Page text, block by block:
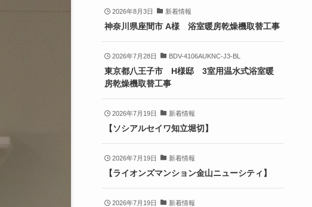
2026年8月3日 新着情報
神奈川県座間市 A様 浴室暖房乾燥機取替工事
2026年7月28日 BDV-4106AUKNC-J3-BL
東京都八王子市 H様邸 3室用温水式浴室暖
房乾燥機取替工事
2026年7月19日 新着情報
【ソシアルセイワ知立堀切】
2026年7月19日 新着情報
【ライオンズマンション金山ニューシティ】
2026年7月19日 新着情報